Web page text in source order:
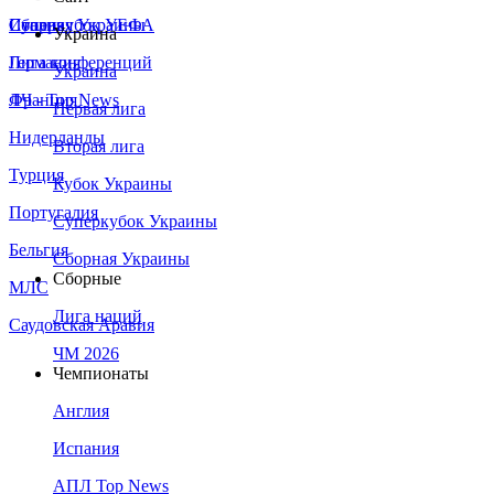
Сборная Украины
Италия
Германия
Франция
Нидерланды
Турция
Португалия
Бельгия
МЛС
Саудовская Аравия
Суперкубок УЕФА
Лига конференций
ЛЧ - Top News
Украина
Украина
Первая лига
Вторая лига
Кубок Украины
Суперкубок Украины
Сборная Украины
Сборные
Лига наций
ЧМ 2026
Чемпионаты
Англия
Испания
АПЛ Top News